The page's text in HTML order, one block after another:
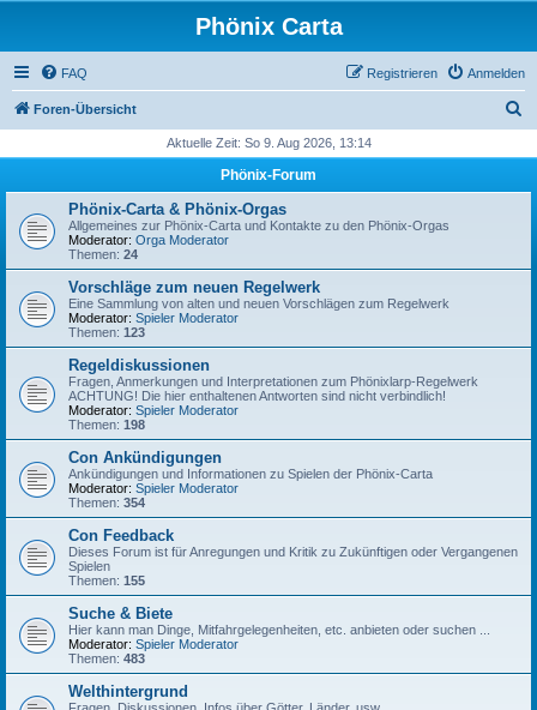
Phönix Carta
FAQ Anmelden
Registrieren
Foren-Übersicht
h
Aktuelle Zeit: So 9. Aug 2026, 13:14
Phönix-Forum
Phönix-Carta & Phönix-Orgas
Allgemeines zur Phönix-Carta und Kontakte zu den Phönix-Orgas
Moderator: Orga Moderator
Themen: 24
Vorschläge zum neuen Regelwerk
Eine Sammlung von alten und neuen Vorschlägen zum Regelwerk
Moderator: Spieler Moderator
Themen: 123
Regeldiskussionen
Fragen, Anmerkungen und Interpretationen zum Phönixlarp-Regelwerk
ACHTUNG! Die hier enthaltenen Antworten sind nicht verbindlich!
Moderator: Spieler Moderator
Themen: 198
Con Ankündigungen
Ankündigungen und Informationen zu Spielen der Phönix-Carta
Moderator: Spieler Moderator
Themen: 354
Con Feedback
Dieses Forum ist für Anregungen und Kritik zu Zukünftigen oder Vergangenen
Spielen
Themen: 155
Suche & Biete
Hier kann man Dinge, Mitfahrgelegenheiten, etc. anbieten oder suchen ...
Moderator: Spieler Moderator
Themen: 483
Welthintergrund